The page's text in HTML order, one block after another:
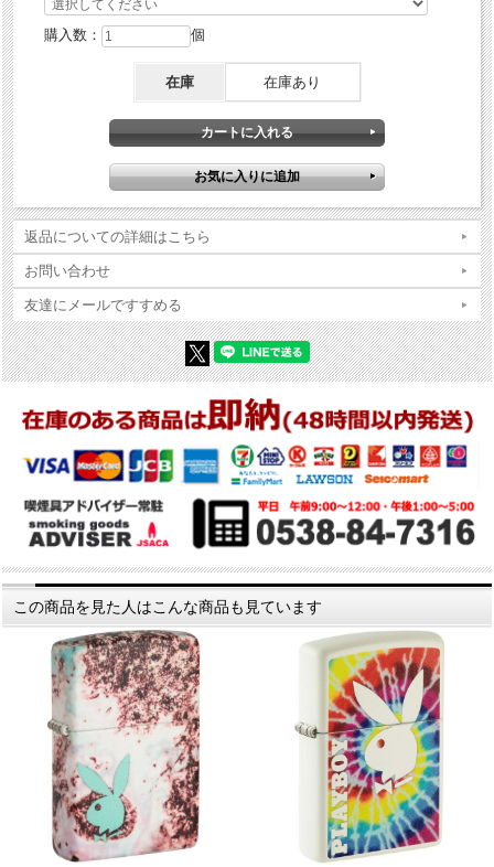
購入数： 個
在庫 在庫あり
返品についての詳細はこちら
お問い合わせ
友達にメールですすめる
この商品を見た人はこんな商品も見ています